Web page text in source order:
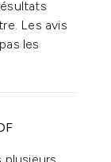
Les avis
les